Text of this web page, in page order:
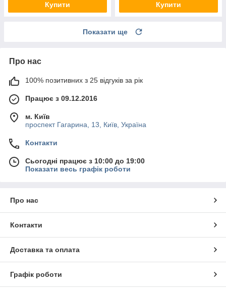
Купити Купити
Показати ще
Про нас
100% позитивних з 25 відгуків за рік
Працює з 09.12.2016
м. Київ
проспект Гагарина, 13, Київ, Україна
Контакти
Сьогодні працює з 10:00 до 19:00
Показати весь графік роботи
Про нас
Контакти
Доставка та оплата
Графік роботи